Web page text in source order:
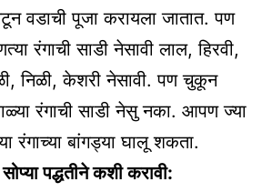
वडाची पूजा करायला जातात. पण
रंगाची साडी नेसावी लाल, हिरवी,
निळी, केशरी नेसावी. पण चुकून
रंगाची साडी नेसु नका. आपण ज्या
रंगाच्या बांगड्या घालू शकता.
पद्धतीने कशी करावी: